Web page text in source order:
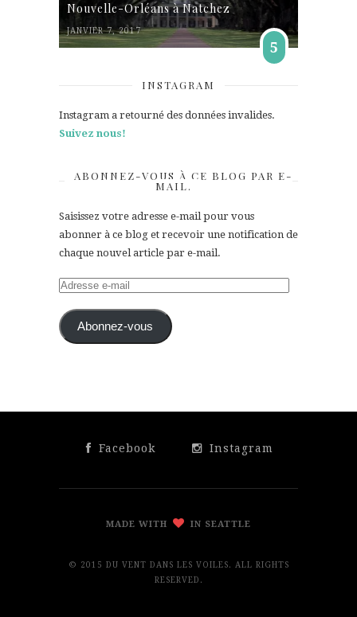
Nouvelle-Orléans à Natchez
JANVIER 7, 2017
5
INSTAGRAM
Instagram a retourné des données invalides.
Suivez nous!
ABONNEZ-VOUS À CE BLOG PAR E-
MAIL.
Saisissez votre adresse e-mail pour vous
abonner à ce blog et recevoir une notification de
chaque nouvel article par e-mail.
Adresse
mail Abonnez-vous
Facebook Instagram
MADE WITH IN SEATTLE
© 2015 DU VENT DANS LES VOILES. ALL RIGHTS
RESERVED.